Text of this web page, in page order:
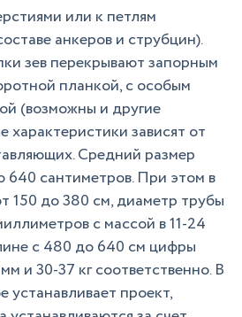
или к петлям
анкеров и струбцин).
зев перекрывают запорным
планкой, с особым
(возможны и другие
характеристики зависят от
Средний размер
640 сантиметров. При этом в
150 до 380 см, диаметр трубы
с массой в 11-24
с 480 до 640 см цифры
и 30-37 кг соответственно. В
устанавливает проект,